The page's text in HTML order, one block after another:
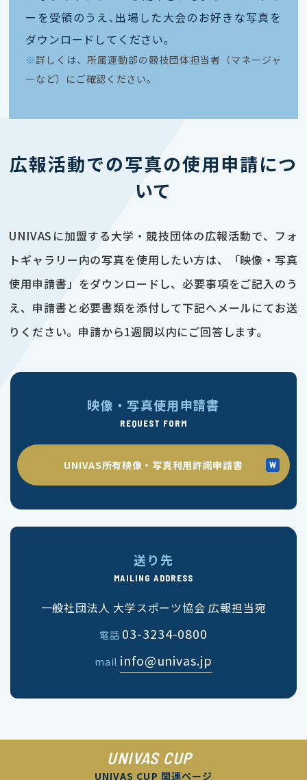
ーを受領のうえ､出場した大会のお好きな写真を
ダウンロードしてください｡
※ 詳しくは、所属運動部の競技団体担当者（マネージャ
ーなど）にご確認ください。
広報活動での写真の使用申請につ
いて
UNIVASに加盟する大学・競技団体の広報活動で、フォ
トギャラリー内の写真を使用したい方は、「映像・写真
使用申請書」をダウンロードし、必要事項をご記入のう
え、申請書と必要書類を添付して下記へメールにてお送
りください。申請から1週間以内にご回答します。
映像・写真使用申請書
REQUEST FORM
UNIVAS所有映像・写真利用許諾申請書
送り先
MAILING ADDRESS
一般社団法人 大学スポーツ協会 広報担当宛
電話 03-3234-0800
mail info@univas.jp
UNIVAS CUP
UNIVAS CUP 関連ページ